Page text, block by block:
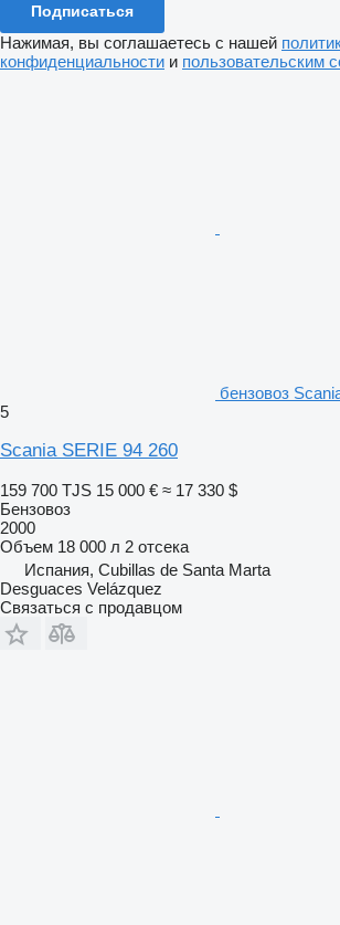
Подписаться
Нажимая, вы соглашаетесь с нашей
конфиденциальности и пользовательским
бензовоз
5
Scania SERIE 94 260
159 700 TJS 15 000 € ≈ 17 330 $
Бензовоз
2000
Объем 18 000 л 2 отсека
Испания, Cubillas de Santa Marta
Desguaces Velázquez
Связаться с продавцом